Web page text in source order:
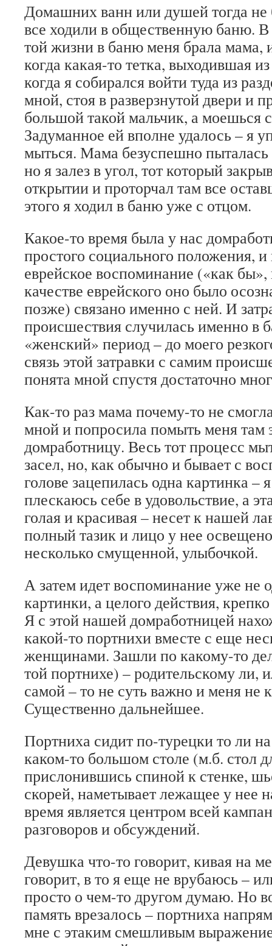
Домашних ванн или душей тогда не
все ходили в общественную баню.
той жизни в баню меня брала мама,
когда какая-то тетка, выходившая
когда я собирался войти туда из
мной, стоя в разверзнутой двери и
большой такой мальчик, а
Задуманное ей вполне удалось – я
мыться. Мама безуспешно пыталась
но я залез в угол, тот который
открытии и проторчал там все
этого я ходил в баню уже с отцом.
Какое-то время была у нас
простого социального положения,
еврейское воспоминание («как бы»,
качестве еврейского оно было
позже) связано именно с ней. И
происшествия случилась именно в
«женский» период – до моего
связь этой затравки с самим
понята мной спустя достаточно
Как-то раз мама почему-то не
мной и попросила помыть меня там
домработницу. Весь тот процесс
засел, но, как обычно и бывает с
голове зацепилась одна картинка –
плескаюсь себе в удовольствие, а
голая и красивая – несет к нашей
полный тазик и лицо у нее
несколько смущенной, улыбочкой.
А затем идет воспоминание уже не
картинки, а целого действия,
Я с этой нашей домработницей
какой-то портнихи вместе с еще
женщинами. Зашли по какому-то
той портнихе) – родительскому ли,
самой – то не суть важно и меня не
Существенно дальнейшее.
Портниха сидит по-турецки то ли
каком-то большом столе (м.б. стол
прислонившись спиной к стенке,
скорей, наметывает лежащее у нее
время является центром всей
разговоров и обсуждений.
Девушка что-то говорит, кивая на
говорит, в то я еще не врубаюсь –
просто о чем-то другом думаю. Но
память врезалось – портниха
мне с этаким смешливым